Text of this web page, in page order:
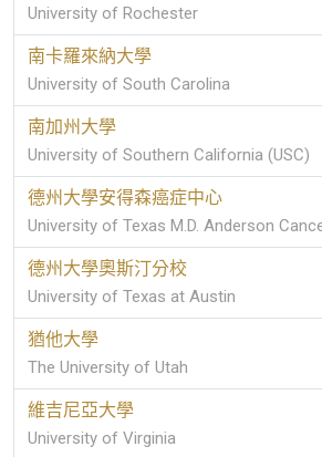
University of Rochester
南卡羅來納大學
University of South Carolina
南加州大學
University of Southern California (USC)
德州大學安得森癌症中心
University of Texas M.D. Anderson
德州大學奧斯汀分校
University of Texas at Austin
猶他大學
The University of Utah
維吉尼亞大學
University of Virginia